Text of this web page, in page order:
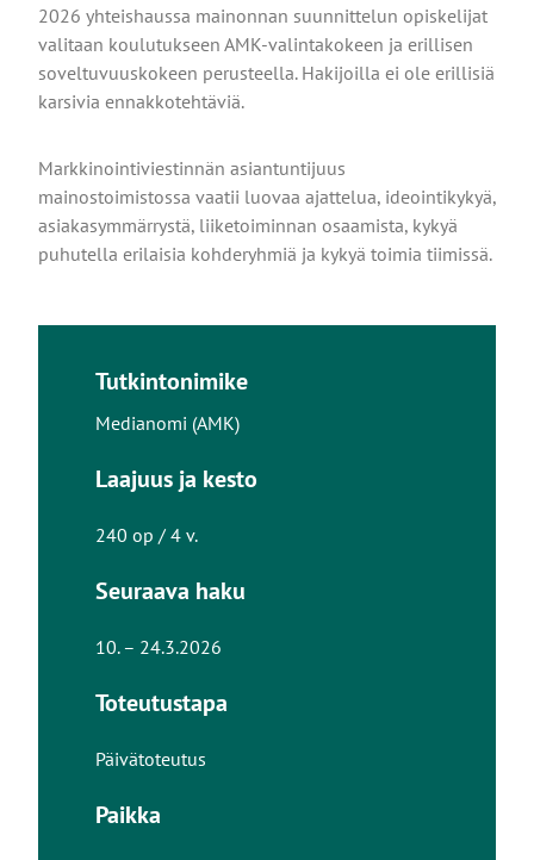
2026 yhteishaussa mainonnan suunnittelun opiskelijat
valitaan koulutukseen AMK-valintakokeen ja erillisen
soveltuvuuskokeen perusteella. Hakijoilla ei ole erillisiä
karsivia ennakkotehtäviä.
Markkinointiviestinnän asiantuntijuus
mainostoimistossa vaatii luovaa ajattelua, ideointikykyä,
asiakasymmärrystä, liiketoiminnan osaamista, kykyä
puhutella erilaisia kohderyhmiä ja kykyä toimia tiimissä.
Tutkintonimike
Medianomi (AMK)
Laajuus ja kesto
240 op / 4 v.
Seuraava haku
10. – 24.3.2026
Toteutustapa
Päivätoteutus
Paikka